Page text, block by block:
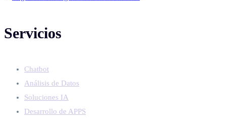
Servicios
Chatbot
Análisis de Datos
Soluciones IA
Desarrollo de APPS